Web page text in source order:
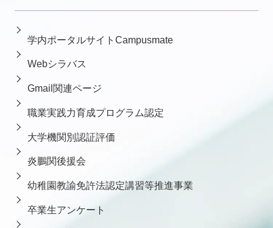
学内ポータルサイトCampusmate
Webシラバス
Gmail関連ページ
職業実践力育成プログラム認定
大学機関別認証評価
炎鵬関後援会
幼稚園教諭免許法認定講習等推進事業
卒業生アンケート